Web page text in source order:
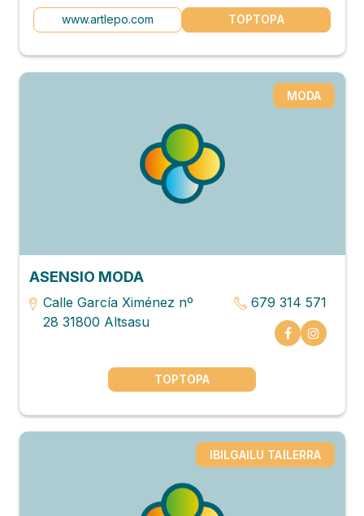
www.artlepo.com TOPTOPA
MODA
ASENSIO MODA
Calle García Ximénez nº
28 31800 Altsasu
679 314 571
TOPTOPA
IBILGAILU TAILERRA